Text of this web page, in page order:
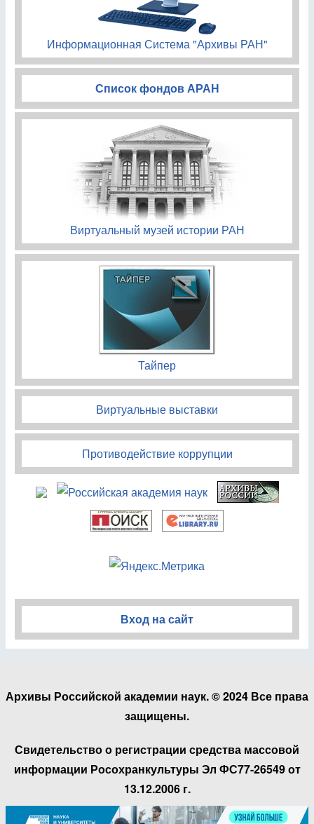
Информационная Система "Архивы РАН"
Список фондов АРАН
Виртуальный музей истории РАН
Тайпер
Виртуальные выставки
Противодействие коррупции
Вход на сайт
Архивы Российской академии наук. © 2024 Все права
защищены.
Свидетельство о регистрации средства массовой
информации Росохранкультуры Эл ФС77-26549 от
13.12.2006 г.